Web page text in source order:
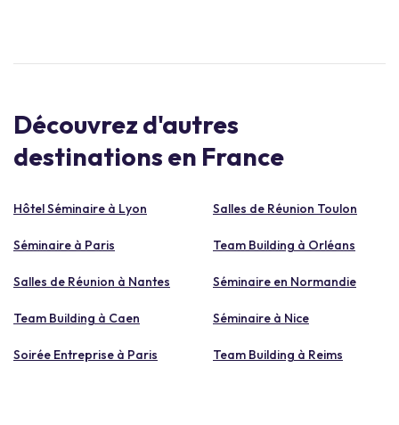
Découvrez d'autres
destinations en France
Hôtel Séminaire à Lyon Salles de Réunion Toulon
Séminaire à Paris Team Building à Orléans
Salles de Réunion à Nantes Séminaire en Normandie
Team Building à Caen Séminaire à Nice
Soirée Entreprise à Paris Team Building à Reims